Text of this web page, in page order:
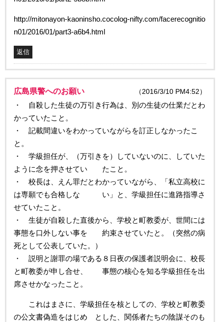
http://mitonayon-kaoninsho.cocolog-nifty.com/facerecognitio
n01/2016/01/part3-a6b4.html
返信
広島県警へのお願い （2016/3/10 PM4:52）
・ 自殺した生徒の万引き行為は、別の生徒の仕業だとわ
かっていたこと。
・ 記載間違いをわかっていながらを訂正しなかったこ
と。
・ 学級担任が、（万引きを）していないのに、していた
ように念を押させてい たこと。
・ 校長は、えん罪だとわかっていながら、「私立高校に
は専願でも合格しな い」と、学級担任に進路指導さ
せていたこと。
・ 生徒が自殺した直後から、学校と町教委が、世間には
事態を口外しない事を 約束させていたと。（突然の病
死として公表していた。）
・ 説明と謝罪の場である８日夜の保護者説明会に、校長
と町教委が申し合せ、 事態の核心を知る学級担任を出
席させかなったこと。
これはまさに、学級担任を核としての、学校と町教委
の公文書偽造をはじめ とした、関係者たちの陰謀そのも